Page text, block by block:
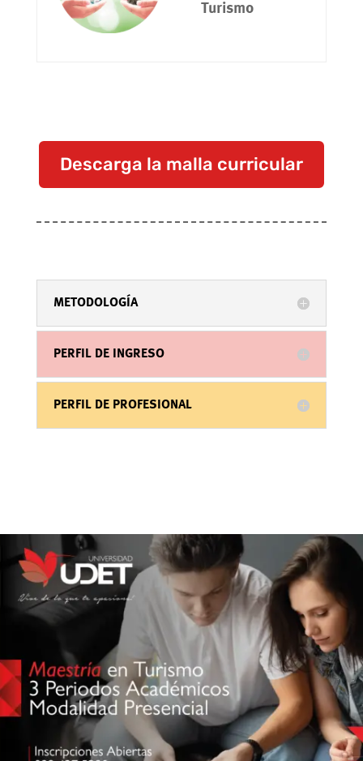
Turismo
Descarga la malla curricular
METODOLOGÍA
PERFIL DE INGRESO
PERFIL DE PROFESIONAL